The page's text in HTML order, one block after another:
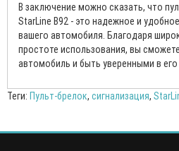
В заключение можно сказать, что
StarLine B92 - это надежное и
вашего автомобиля. Благодаря
простоте использования, вы
автомобиль и быть уверенными в
Теги: Пульт-брелок, сигнализация,